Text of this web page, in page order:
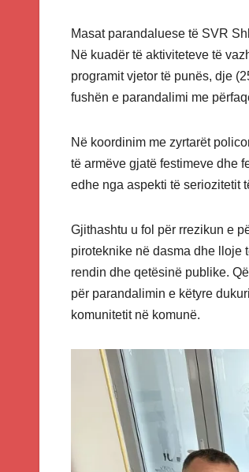
Masat parandaluese të SVR
Në kuadër të aktiviteteve të
programit vjetor të punës, dje
fushën e parandalimi me
Në koordinim me zyrtarët
të armëve gjatë festimeve dhe
edhe nga aspekti të seriozitetit
Gjithashtu u fol për rrezikun e
piroteknike në dasma dhe lloje
rendin dhe qetësinë publike.
për parandalimin e këtyre
komunitetit në komunë.